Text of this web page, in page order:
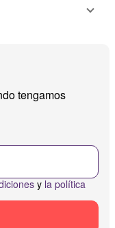
tengamos
y la política